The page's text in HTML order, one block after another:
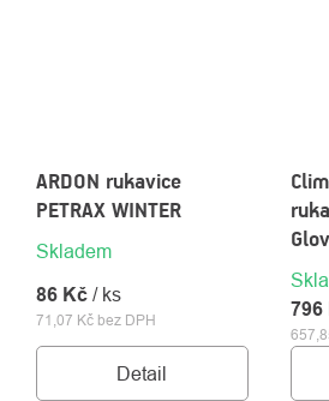
ARDON rukavice
PETRAX WINTER
Skladem
71,07 Kč bez DPH
86 Kč / ks
Detail
796